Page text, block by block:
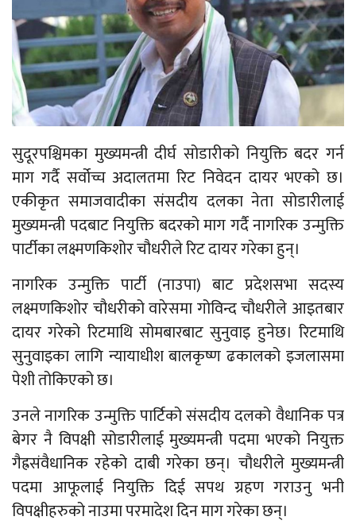
सुदूरपश्चिमका मुख्यमन्त्री दीर्घ सोडारीको नियुक्ति बदर गर्न
माग गर्दै सर्वोच्च अदालतमा रिट निवेदन दायर भएको छ।
एकीकृत समाजवादीका संसदीय दलका नेता सोडारीलाई
मुख्यमन्त्री पदबाट नियुक्ति बदरको माग गर्दै नागरिक उन्मुक्ति
पार्टीका लक्ष्मणकिशोर चौधरीले रिट दायर गरेका हुन्।
नागरिक उन्मुक्ति पार्टी (नाउपा) बाट प्रदेशसभा सदस्य
लक्ष्मणकिशोर चौधरीको वारेसमा गोविन्द चौधरीले आइतबार
दायर गरेको रिटमाथि सोमबारबाट सुनुवाइ हुनेछ। रिटमाथि
सुनुवाइका लागि न्यायाधीश बालकृष्ण ढकालको इजलासमा
पेशी तोकिएको छ।
उनले नागरिक उन्मुक्ति पार्टिको संसदीय दलको वैधानिक पत्र
बेगर नै विपक्षी सोडारीलाई मुख्यमन्त्री पदमा भएको नियुक्त
गैह्रसंवैधानिक रहेको दाबी गरेका छन्। चौधरीले मुख्यमन्त्री
पदमा आफूलाई नियुक्ति दिई सपथ ग्रहण गराउनु भनी
विपक्षीहरुको नाउमा परमादेश दिन माग गरेका छन्।